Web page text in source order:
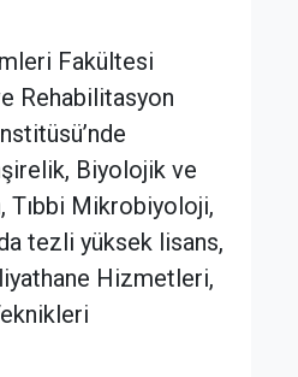
Fakültesi
Rehabilitasyon
Biyolojik ve
Tıbbi Mikrobiyoloji,
tezli yüksek lisans,
Hizmetleri,